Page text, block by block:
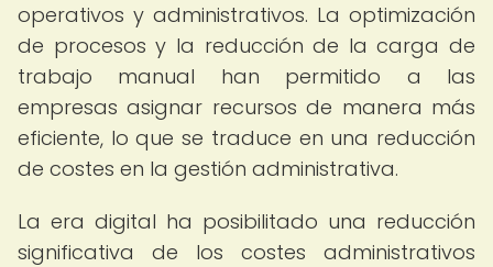
operativos y administrativos. La optimización
de procesos y la reducción de la carga de
trabajo manual han permitido a las
empresas asignar recursos de manera más
eficiente, lo que se traduce en una reducción
de costes en la gestión administrativa.
La era digital ha posibilitado una reducción
significativa de los costes administrativos